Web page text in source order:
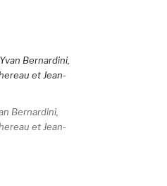
Bernardini,
et Jean-